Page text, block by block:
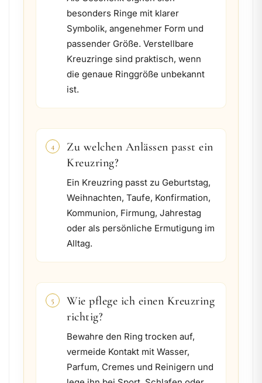
besonders Ringe mit klarer
Symbolik, angenehmer Form und
passender Größe. Verstellbare
Kreuzringe sind praktisch, wenn
die genaue Ringgröße unbekannt
ist.
4
Zu welchen Anlässen passt ein
Kreuzring?
Ein Kreuzring passt zu Geburtstag,
Weihnachten, Taufe, Konfirmation,
Kommunion, Firmung, Jahrestag
oder als persönliche Ermutigung im
Alltag.
5
Wie pflege ich einen Kreuzring
richtig?
Bewahre den Ring trocken auf,
vermeide Kontakt mit Wasser,
Parfum, Cremes und Reinigern und